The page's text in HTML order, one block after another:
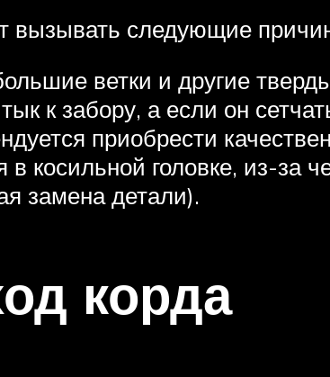
вызывать следующие
ветки и другие
к забору, а если он
приобрести
косильной головке, из-за
замена детали).
корда